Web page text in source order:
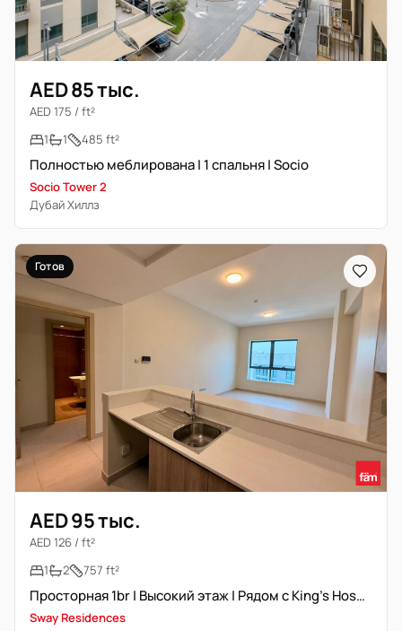
AED 85 тыс.
AED 175 / ft²
1
1 485 ft²
Полностью меблирована | 1 спальня | Socio
Socio Tower 2
Дубай Хиллз
Готов
AED 95 тыс.
AED 126 / ft²
1
2 757 ft²
Просторная 1br | Высокий этаж | Рядом с King's Hospital
Sway Residences